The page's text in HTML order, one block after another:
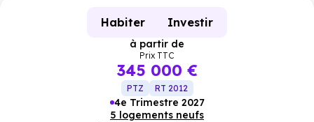
Habiter Investir
à partir de
Prix TTC
345 000 €
PTZ RT 2012
4e Trimestre 2027
5 logements neufs